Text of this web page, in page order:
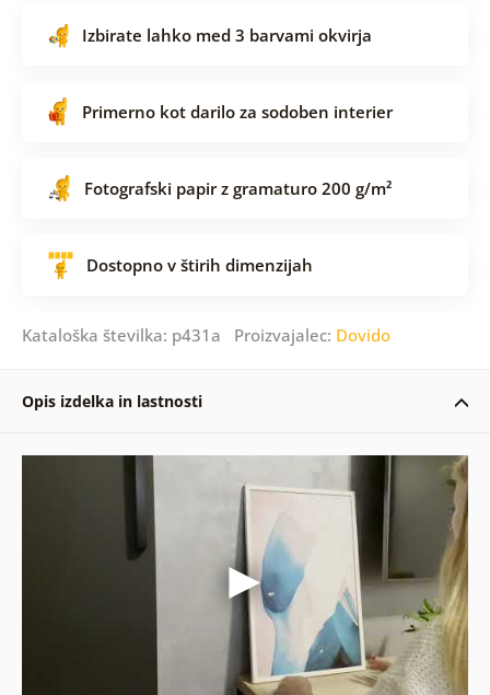
Izbirate lahko med 3 barvami okvirja
Primerno kot darilo za sodoben interier
Fotografski papir z gramaturo 200 g/m²
Dostopno v štirih dimenzijah
Kataloška številka: p431a Proizvajalec: Dovido
Opis izdelka in lastnosti